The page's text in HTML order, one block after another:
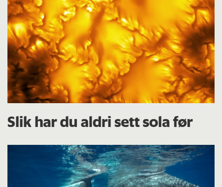
Slik har du aldri sett sola før